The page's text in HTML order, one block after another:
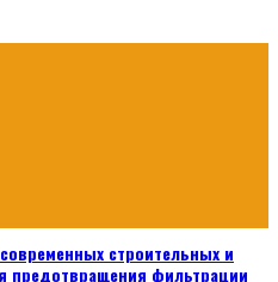
строительных и
предотвращения фильтрации